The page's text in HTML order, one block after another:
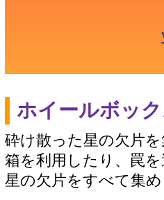
ホイールボッ
砕け散った星の欠片
箱を利用したり、罠
星の欠片をすべて集め